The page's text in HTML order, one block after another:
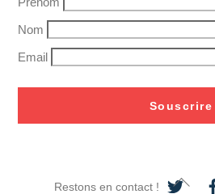
Nom
Email
Souscrire
Back
Restons en contact !